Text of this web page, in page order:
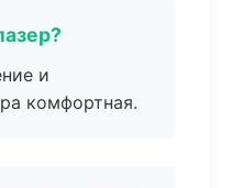
и
комфортная.